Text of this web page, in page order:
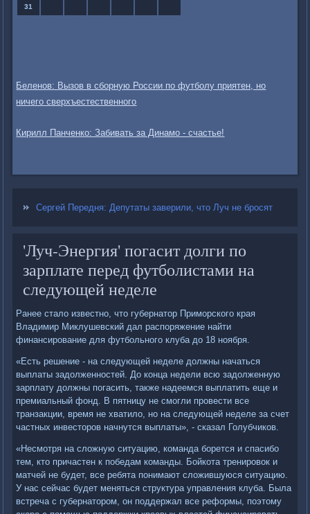
31
Беленов: Вызов в сборную России по футболу приятен, но
ничего сверхъестественного
Кирилл Панченко: Забивать за Динамо - счастье!
Сергей Передня: Депутаты заверили, что Луч не бросят
'Луч-Энергия' погасит долги по
зарплате перед футболистами на
следующей неделе
Ранее стало известно, что губернатор Приморского края
Владимир Миклушевский дал распоряжение найти
финансирование для футбольного клуба до 18 ноября.
«Есть решение - на следующей неделе должны начаться
выплаты задолженностей. До конца недели всю задолженную
зарплату должны погасить, также надеемся выплатить еще и
премиальный фонд. В пятницу не смогли провести все
транзакции, время не хватило, но на следующей неделе за счет
частных инвесторов начнутся выплаты», - сказал Голубчиков.
«Несмотря на сложную ситуацию, команда борется и спасибо
тем, кто причастен к победам команды. Бойкота тренировок и
матчей не будет, все ребята понимают сложившуюся ситуацию.
У нас сейчас будет меняться структура управления клуба. Была
встреча с губернатором, он поддержал все реформы, поэтому